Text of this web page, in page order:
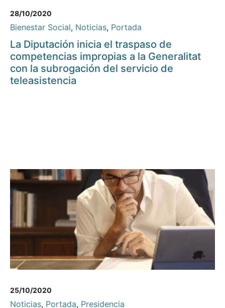
28/10/2020
Bienestar Social, Noticias, Portada
La Diputación inicia el traspaso de
competencias impropias a la Generalitat
con la subrogación del servicio de
teleasistencia
25/10/2020
Noticias, Portada, Presidencia